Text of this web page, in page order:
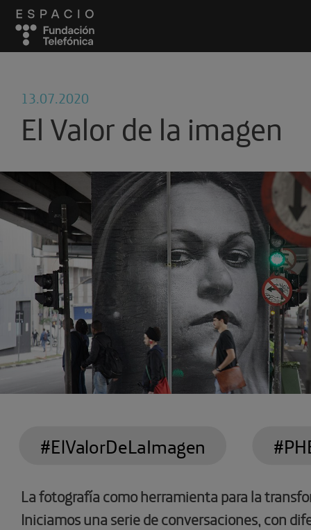
13.07.2020
El Valor de la imagen
#ElValorDeLaImagen
La fotografía como herramienta para la
Iniciamos una serie de conversaciones, con